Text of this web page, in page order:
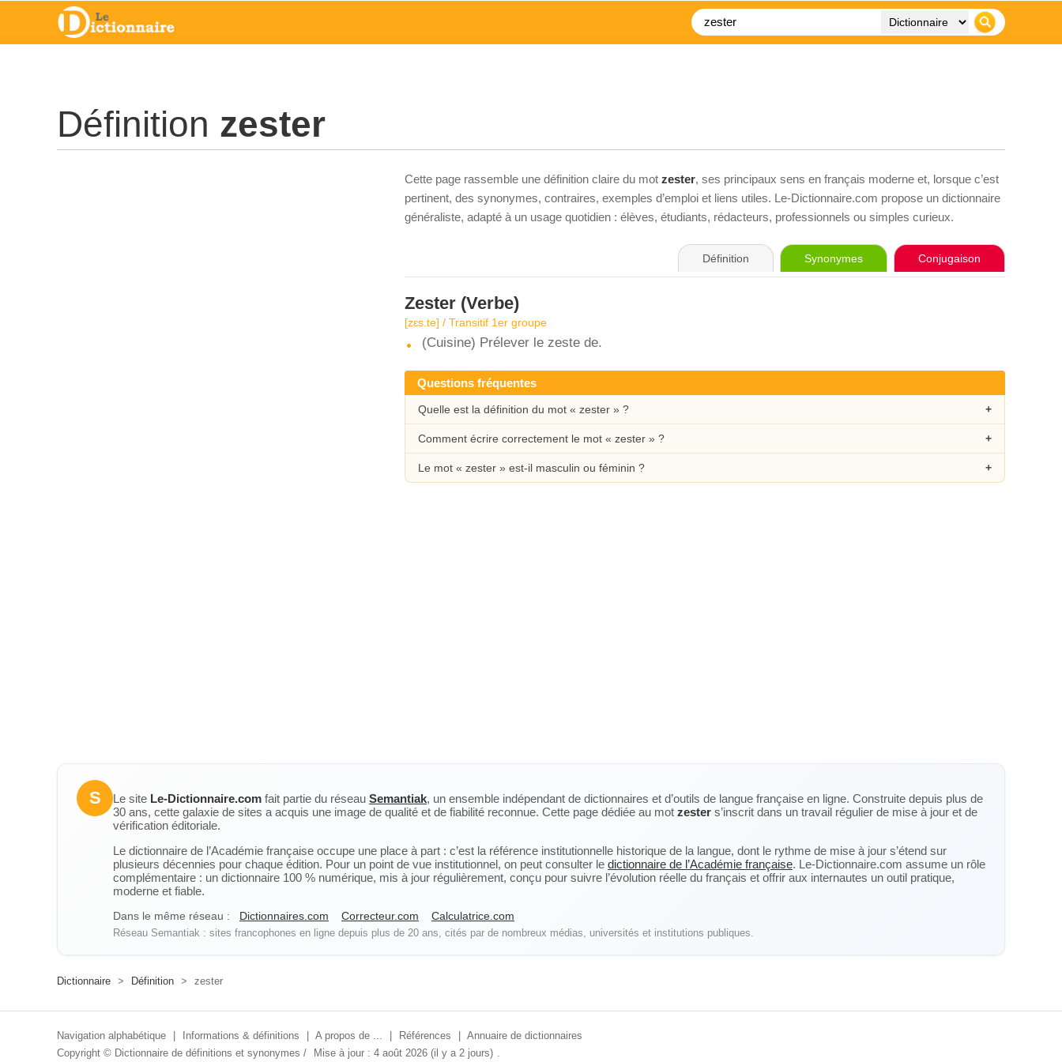
Définition zester
Cette page rassemble une définition claire du mot zester, ses principaux sens en français moderne et, lorsque c’est
pertinent, des synonymes, contraires, exemples d’emploi et liens utiles. Le-Dictionnaire.com propose un dictionnaire
généraliste, adapté à un usage quotidien : élèves, étudiants, rédacteurs, professionnels ou simples curieux.
Définition Synonymes Conjugaison
Zester (Verbe)
[zɛs.te] / Transitif 1er groupe
(Cuisine) Prélever le zeste de.
Questions fréquentes
Quelle est la définition du mot « zester » ?
Comment écrire correctement le mot « zester » ?
Le mot « zester » est-il masculin ou féminin ?
S Le site Le-Dictionnaire.com fait partie du réseau Semantiak, un ensemble indépendant de dictionnaires et d’outils de langue française en ligne. Construite depuis plus de
30 ans, cette galaxie de sites a acquis une image de qualité et de fiabilité reconnue. Cette page dédiée au mot zester s’inscrit dans un travail régulier de mise à jour et de
vérification éditoriale.
Le dictionnaire de l’Académie française occupe une place à part : c’est la référence institutionnelle historique de la langue, dont le rythme de mise à jour s’étend sur
plusieurs décennies pour chaque édition. Pour un point de vue institutionnel, on peut consulter le dictionnaire de l’Académie française. Le-Dictionnaire.com assume un rôle
complémentaire : un dictionnaire 100 % numérique, mis à jour régulièrement, conçu pour suivre l’évolution réelle du français et offrir aux internautes un outil pratique,
moderne et fiable.
Dans le même réseau : Dictionnaires.com Correcteur.com Calculatrice.com
Réseau Semantiak : sites francophones en ligne depuis plus de 20 ans, cités par de nombreux médias, universités et institutions publiques.
Dictionnaire > Définition > zester
Navigation alphabétique Informations & définitions A propos de ... Références
Annuaire de dictionnaires
Copyright © Dictionnaire de définitions et synonymes / Mise à jour : 4 août 2026 (il y a 2 jours) .